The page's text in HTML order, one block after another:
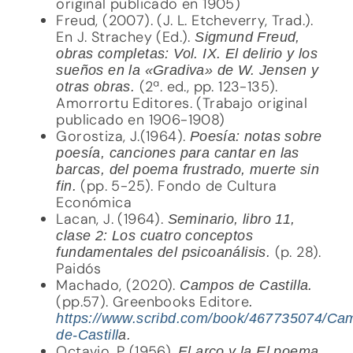
original publicado en 1905)
Freud, (2007). (J. L. Etcheverry, Trad.).
En J. Strachey (Ed.).Sigmund Freud,
obras completas: Vol. IX. El delirio y los
sueños en la «Gradiva» de W. Jensen y
otras obras. (2ª. ed., pp. 123-135).
Amorrortu Editores. (Trabajo original
publicado en 1906-1908)
Gorostiza, J.(1964). Poesía: notas sobre
poesía, canciones para cantar en las
barcas, del poema frustrado, muerte sin
fin. (pp. 5-25). Fondo de Cultura
Económica
Lacan, J. (1964). Seminario, libro 11,
clase 2: Los cuatro conceptos
fundamentales del psicoanálisis. (p. 28).
Paidós
Machado, (2020). Campos de Castilla.
(pp.57). Greenbooks Editore.
https://www.scribd.com/book/467735074/
de-Castilla.